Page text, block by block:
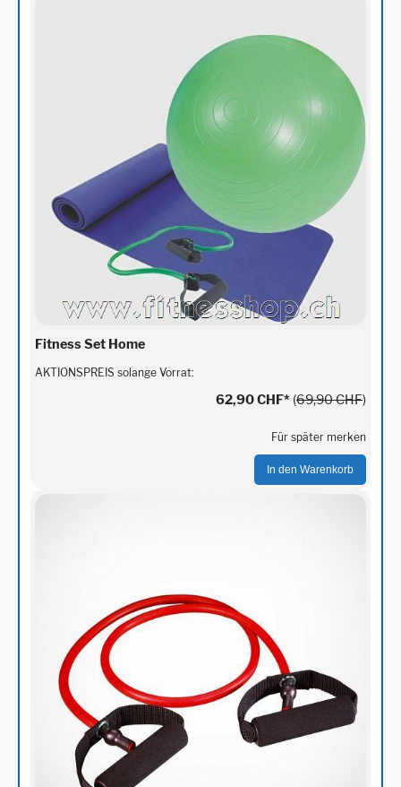
Fitness Set Home
AKTIONSPREIS solange Vorrat:
62,90 CHF* (69,90 CHF)
Für später merken
In den Warenkorb